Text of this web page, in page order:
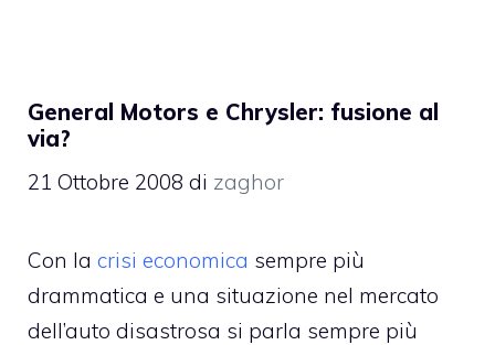
General Motors e Chrysler: fusione al
via?
21 Ottobre 2008 di zaghor
Con la crisi economica sempre più
drammatica e una situazione nel mercato
dell’auto disastrosa si parla sempre più